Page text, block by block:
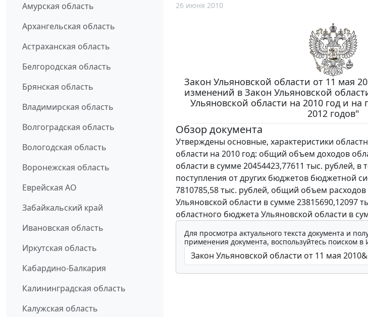
Амурская область
Архангельская область
Астраханская область
Белгородская область
Брянская область
Владимирская область
Волгоградская область
Вологодская область
Воронежская область
Еврейская АО
Забайкальский край
Ивановская область
Иркутская область
Кабардино-Балкария
Калининградская область
Калужская область
26 июня 2010
Закон Ульяновской области от 11 мая
изменений в Закон Ульяновской
Ульяновской области на 2010 год и
2012 годов"
Обзор документа
Утверждены основные, характеристики
области на 2010 год: общий объем доходов
области в сумме 20454423,77611 тыс. рублей,
поступления от других бюджетов бюджетной
7810785,58 тыс. рублей, общий объем
Ульяновской области в сумме 23815690,12097
областного бюджета Ульяновской области в
Для просмотра актуального текста документа и
применения документа, воспользуйтесь поиском